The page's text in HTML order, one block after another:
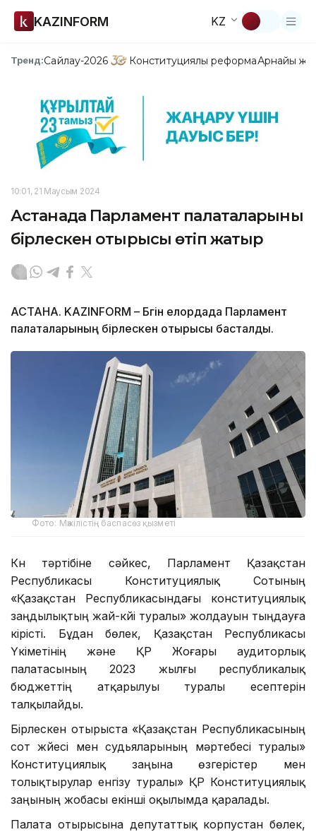
KAZINFORM KZ
Тренд:Сайлау-2026 Конституциялық реформаАрнайы
10:01, 21 Маусым 2024
Астанада Парламент палаталарының
бірлескен отырысы өтіп жатыр
АСТАНА. KAZINFORM – Бүгін елордада Парламент
палаталарының бірлескен отырысы басталды.
Фото: Мәжілістің баспасөз қызметі
Күн тәртібіне сәйкес, Парламент Қазақстан
Республикасы Конституциялық Сотының
«Қазақстан Республикасындағы конституциялық
заңдылықтың жай-күйі туралы» жолдауын тыңдауға
кірісті. Бұдан бөлек, Қазақстан Республикасы
Үкіметінің және ҚР Жоғары аудиторлық
палатасының 2023 жылғы республикалық
бюджеттің атқарылуы туралы есептерін
талқылайды.
Бірлескен отырыста «Қазақстан Республикасының
сот жүйесі мен судьяларының мәртебесі туралы»
Конституциялық заңына өзгерістер мен
толықтырулар енгізу туралы» ҚР Конституциялық
заңының жобасы екінші оқылымда қаралады.
Палата отырысына депутаттық корпустан бөлек,